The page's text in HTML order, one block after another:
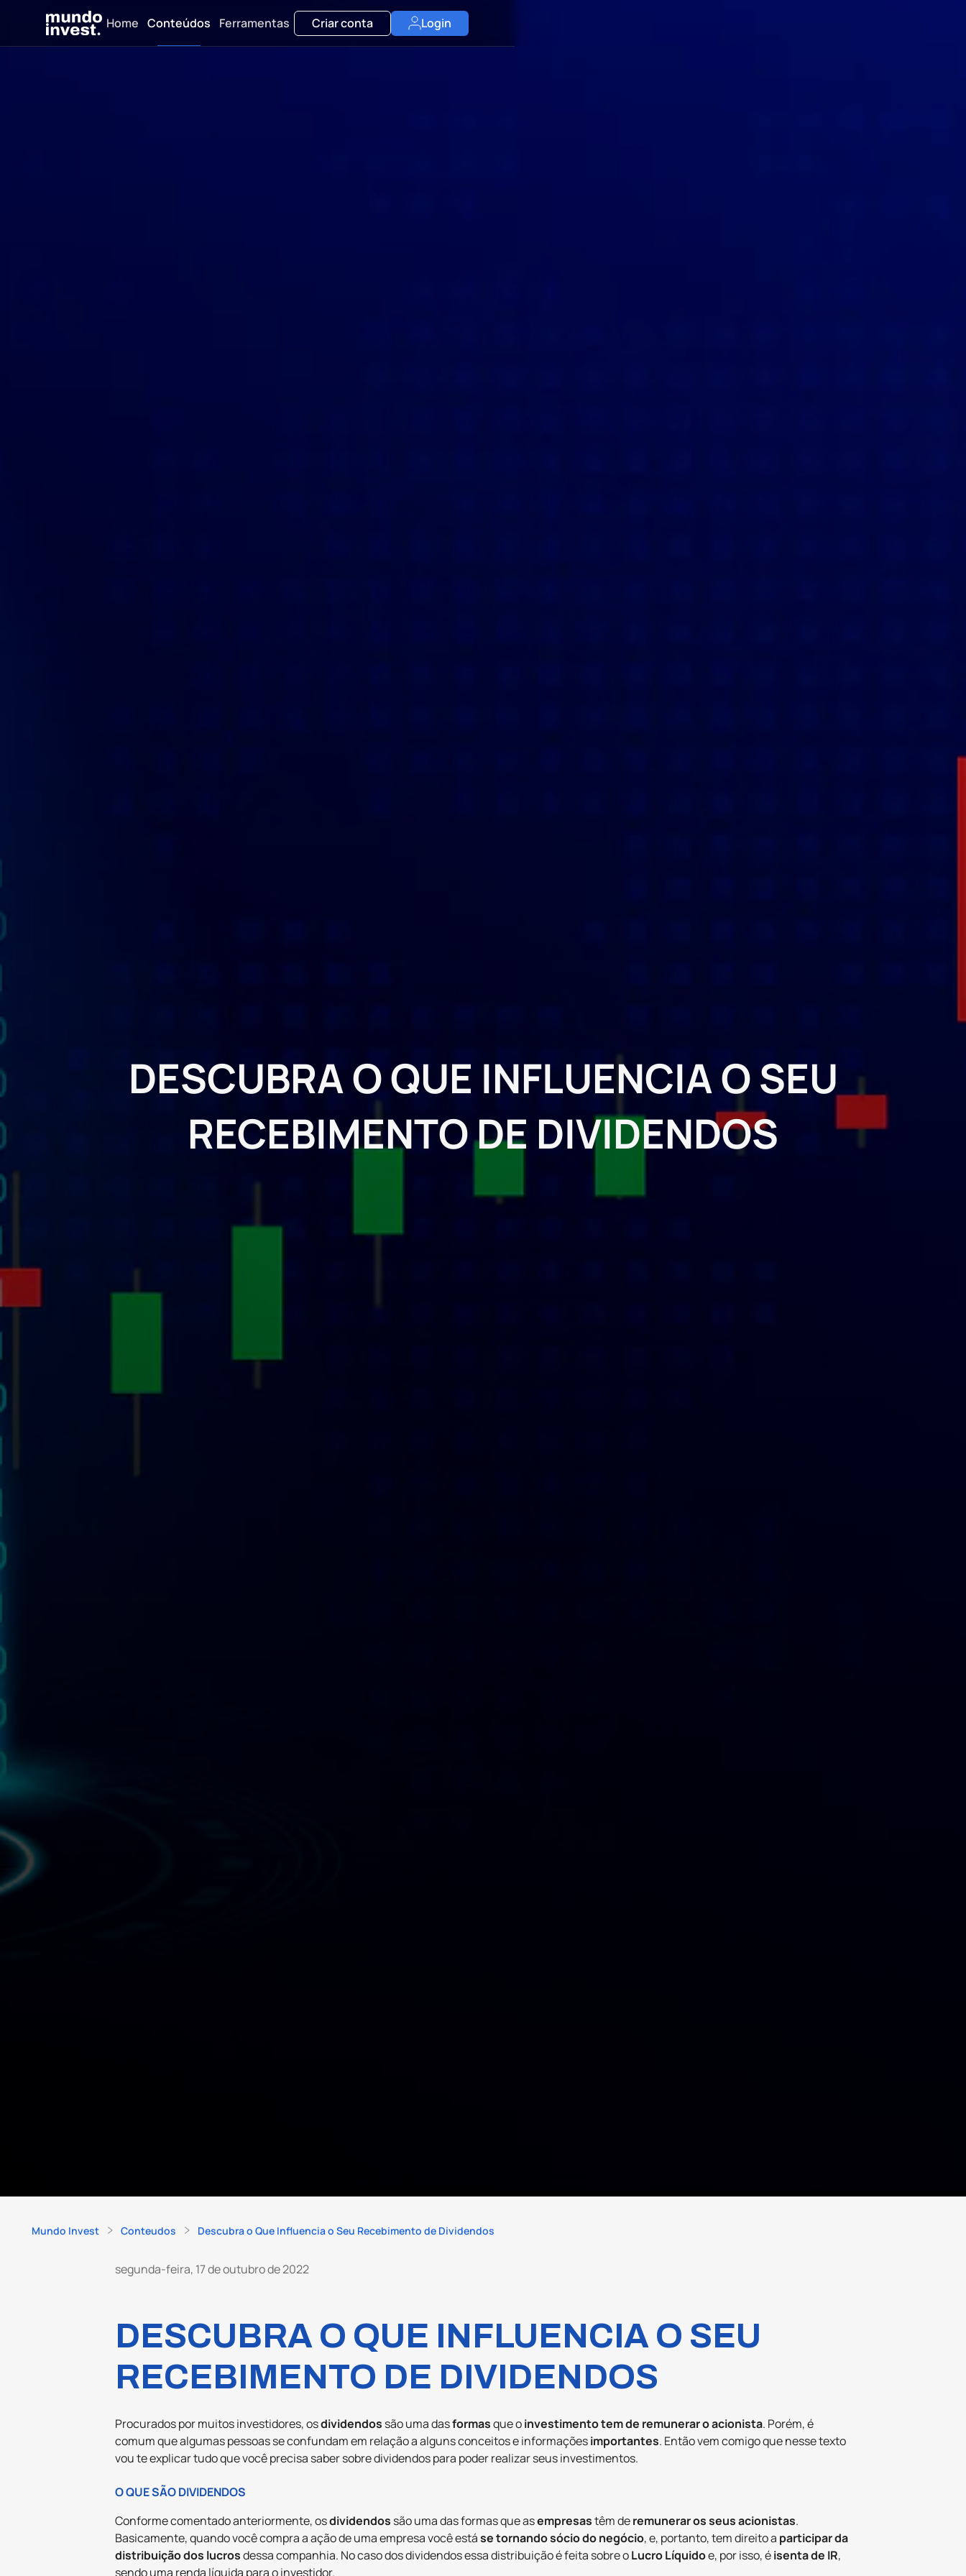
Home Conteúdos Ferramentas Criar conta Login
DESCUBRA O QUE INFLUENCIA O SEU
RECEBIMENTO DE DIVIDENDOS
Mundo Invest Conteudos Descubra o Que Influencia o Seu Recebimento de Dividendos
segunda-feira, 17 de outubro de 2022
DESCUBRA O QUE INFLUENCIA O SEU
RECEBIMENTO DE DIVIDENDOS
Procurados por muitos investidores, osdividendos são uma dasformasque oinvestimento tem de remunerar o acionista. Porém, é
comum que algumas pessoas se confundam em relação a alguns conceitos e informaçõesimportantes. Então vem comigo que nesse texto
vou te explicar tudo que você precisa saber sobre dividendos para poder realizar seus investimentos.
O QUE SÃO DIVIDENDOS
Conforme comentado anteriormente, osdividendos são uma das formas que asempresastêm deremunerar os seus acionistas.
Basicamente, quando você compra a ação de uma empresa você estáse tornando sócio do negócio, e, portanto, tem direito a participar da
distribuição dos lucrosdessa companhia. No caso dos dividendos essa distribuição é feita sobre oLucro Líquidoe, por isso, éisenta de IR,
sendo uma renda líquida para o investidor.